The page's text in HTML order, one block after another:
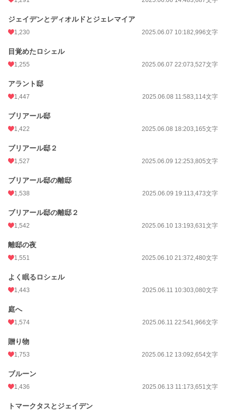
ジェイデンとディオルドとジェレマイア
1,230 2025.06.07 10:182,996文字
目覚めたロシェル
1,255 2025.06.07 22:073,527文字
アラント邸
1,447 2025.06.08 11:583,114文字
ブリアール邸
1,422 2025.06.08 18:203,165文字
ブリアール邸２
1,527 2025.06.09 12:253,805文字
ブリアール邸の離邸
1,538 2025.06.09 19:113,473文字
ブリアール邸の離邸２
1,542 2025.06.10 13:193,631文字
離邸の夜
1,551 2025.06.10 21:372,480文字
よく眠るロシェル
1,443 2025.06.11 10:303,080文字
庭へ
1,574 2025.06.11 22:541,966文字
贈り物
1,753 2025.06.12 13:092,654文字
ブルーン
1,436 2025.06.13 11:173,651文字
トマークタスとジェイデン